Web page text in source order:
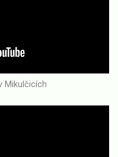
Mikulčicích